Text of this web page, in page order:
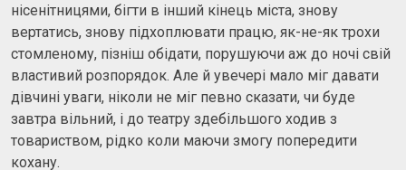
нісенітницями, бігти в інший кінець міста, знову
вертатись, знову підхоплювати працю, як-не-як трохи
стомленому, пізніш обідати, порушуючи аж до ночі свій
властивий розпорядок. Але й увечері мало міг давати
дівчині уваги, ніколи не міг певно сказати, чи буде
завтра вільний, і до театру здебільшого ходив з
товариством, рідко коли маючи змогу попередити
кохану.